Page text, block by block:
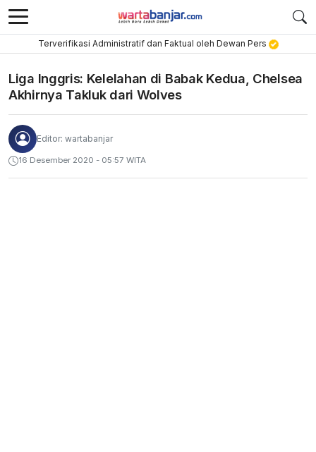
Terverifikasi Administratif dan Faktual oleh Dewan Pers
Liga Inggris: Kelelahan di Babak Kedua, Chelsea
Akhirnya Takluk dari Wolves
Editor: wartabanjar
16 Desember 2020 - 05:57 WITA